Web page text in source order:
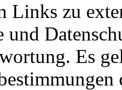
Links zu
und
Es